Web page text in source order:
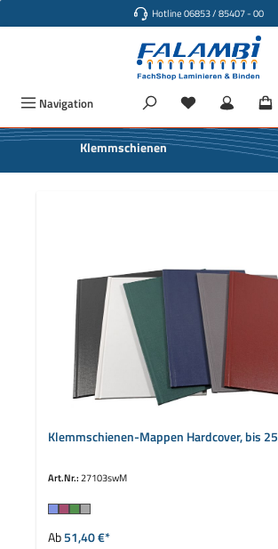
Hotline 06853 / 85407 - 00
Navigation
Klemmschienen
Klemmschienen-Mappen Hardcover, bis
Art.Nr.:27103swM
Farbeauswählen
Ab51,40 €*